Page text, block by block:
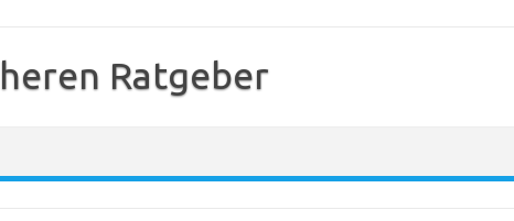
Ratgeber